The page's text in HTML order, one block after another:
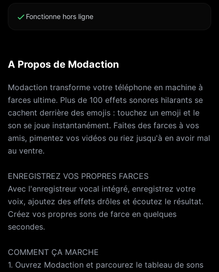
Fonctionne hors ligne
A Propos de Modaction
Modaction transforme votre téléphone en machine à
farces ultime. Plus de 100 effets sonores hilarants se
cachent derrière des emojis : touchez un emoji et le
son se joue instantanément. Faites des farces à vos
amis, pimentez vos vidéos ou riez jusqu'à en avoir mal
au ventre.
ENREGISTREZ VOS PROPRES FARCES
Avec l'enregistreur vocal intégré, enregistrez votre
voix, ajoutez des effets drôles et écoutez le résultat.
Créez vos propres sons de farce en quelques
secondes.
COMMENT ÇA MARCHE
1. Ouvrez Modaction et parcourez le tableau de sons